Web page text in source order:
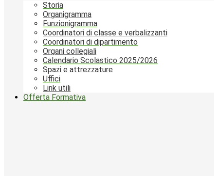
Storia
Organigramma
Funzionigramma
Coordinatori di classe e verbalizzanti
Coordinatori di dipartimento
Organi collegiali
Calendario Scolastico 2025/2026
Spazi e attrezzature
Uffici
Link utili
Offerta Formativa